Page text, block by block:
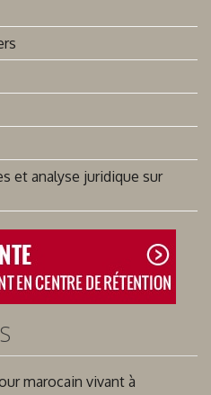
et analyse juridique sur
marocain vivant à